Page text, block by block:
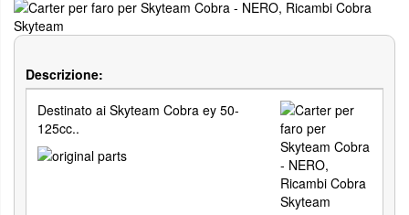
Descrizione:
Destinato ai Skyteam Cobra ey 50-
125cc..